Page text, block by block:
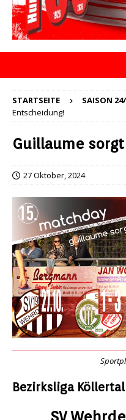
STARTSEITE SAISON
Entscheidung!
Guillaume
27 Oktober, 2024
Bezirksliga
SV